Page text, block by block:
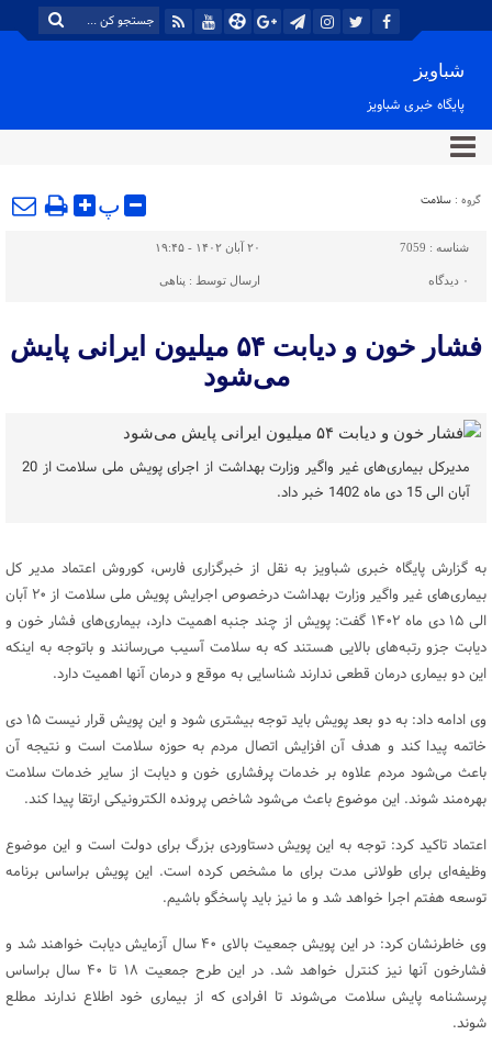
شباویز
پایگاه خبری شباویز
گروه : سلامت پ
شناسه : 7059 ۲۰ آبان ۱۴۰۲ - ۱۹:۴۵
۰ دیدگاه ارسال توسط : پناهی
فشار خون و دیابت ۵۴ میلیون ایرانی پایش
می‌شود
مدیرکل بیماری‌های غیر واگیر وزارت بهداشت از اجرای پویش ملی سلامت از 20
آبان الی 15 دی ماه 1402 خبر داد.
به گزارش پایگاه خبری شباویز به نقل از خبرگزاری فارس، کوروش اعتماد مدیر کل
بیماری‌های غیر واگیر وزارت بهداشت درخصوص اجرایش پویش ملی سلامت از ۲۰ آبان
الی ۱۵ دی ماه ۱۴۰۲ گفت: پویش از چند جنبه اهمیت دارد، بیماری‌های فشار خون و
دیابت جزو رتبه‌های بالایی هستند که به سلامت آسیب می‌رسانند و باتوجه به اینکه
این دو بیماری درمان قطعی ندارند شناسایی به موقع و درمان آنها اهمیت دارد.
وی ادامه داد: به دو بعد پویش باید توجه بیشتری شود و این پویش قرار نیست ۱۵ دی
خاتمه پیدا کند و هدف آن افزایش اتصال مردم به حوزه سلامت است و نتیجه آن
باعث می‌شود مردم علاوه بر خدمات پرفشاری خون و دیابت از سایر خدمات سلامت
بهره‌مند شوند. این موضوع باعث می‌شود شاخص پرونده الکترونیکی ارتقا پیدا کند.
اعتماد تاکید کرد: توجه به این پویش دستاوردی بزرگ برای دولت است و این موضوع
وظیفه‌ای برای طولانی مدت برای ما مشخص کرده است. این پویش براساس برنامه
توسعه هفتم اجرا خواهد شد و ما نیز باید پاسخگو باشیم.
وی خاطرنشان کرد: در این پویش جمعیت بالای ۴۰ سال آزمایش دیابت خواهند شد و
فشارخون آنها نیز کنترل خواهد شد. در این طرح جمعیت ۱۸ تا ۴۰ سال براساس
پرسشنامه پایش سلامت می‌شوند تا افرادی که از بیماری خود اطلاع ندارند مطلع
شوند.